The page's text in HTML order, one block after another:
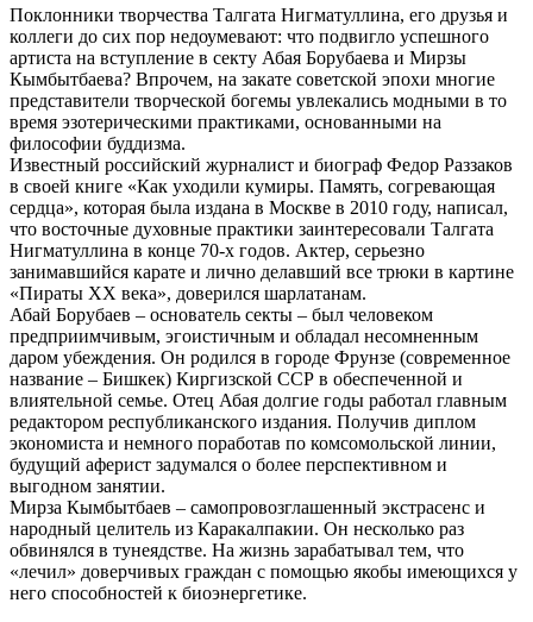
Поклонники творчества Талгата Нигматуллина, его друзья и
коллеги до сих пор недоумевают: что подвигло успешного
артиста на вступление в секту Абая Борубаева и Мирзы
Кымбытбаева? Впрочем, на закате советской эпохи многие
представители творческой богемы увлекались модными в то
время эзотерическими практиками, основанными на
философии буддизма.
Известный российский журналист и биограф Федор Раззаков
в своей книге «Как уходили кумиры. Память, согревающая
сердца», которая была издана в Москве в 2010 году, написал,
что восточные духовные практики заинтересовали Талгата
Нигматуллина в конце 70-х годов. Актер, серьезно
занимавшийся карате и лично делавший все трюки в картине
«Пираты ХХ века», доверился шарлатанам.
Абай Борубаев – основатель секты – был человеком
предприимчивым, эгоистичным и обладал несомненным
даром убеждения. Он родился в городе Фрунзе (современное
название – Бишкек) Киргизской ССР в обеспеченной и
влиятельной семье. Отец Абая долгие годы работал главным
редактором республиканского издания. Получив диплом
экономиста и немного поработав по комсомольской линии,
будущий аферист задумался о более перспективном и
выгодном занятии.
Мирза Кымбытбаев – самопровозглашенный экстрасенс и
народный целитель из Каракалпакии. Он несколько раз
обвинялся в тунеядстве. На жизнь зарабатывал тем, что
«лечил» доверчивых граждан с помощью якобы имеющихся у
него способностей к биоэнергетике.